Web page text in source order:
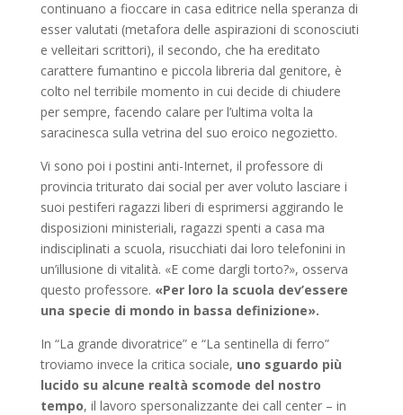
continuano a fioccare in casa editrice nella speranza di
esser valutati (metafora delle aspirazioni di sconosciuti
e velleitari scrittori), il secondo, che ha ereditato
carattere fumantino e piccola libreria dal genitore, è
colto nel terribile momento in cui decide di chiudere
per sempre, facendo calare per l’ultima volta la
saracinesca sulla vetrina del suo eroico negozietto.
Vi sono poi i postini anti-Internet, il professore di
provincia triturato dai social per aver voluto lasciare i
suoi pestiferi ragazzi liberi di esprimersi aggirando le
disposizioni ministeriali, ragazzi spenti a casa ma
indisciplinati a scuola, risucchiati dai loro telefonini in
un’illusione di vitalità. «E come dargli torto?», osserva
questo professore. «Per loro la scuola dev’essere
una specie di mondo in bassa definizione».
In “La grande divoratrice” e “La sentinella di ferro”
troviamo invece la critica sociale, uno sguardo più
lucido su alcune realtà scomode del nostro
tempo, il lavoro spersonalizzante dei call center – in